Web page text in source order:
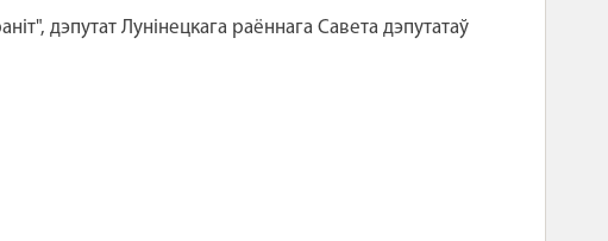
дэпутат Лунінецкага раённага Савета дэпутатаў